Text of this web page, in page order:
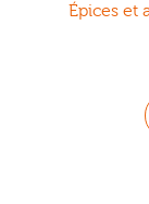
Épices et